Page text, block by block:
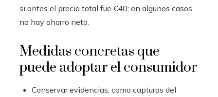
si antes el precio total fue €40; en algunos casos
no hay ahorro neto.
Medidas concretas que
puede adoptar el consumidor
Conservar evidencias, como capturas del